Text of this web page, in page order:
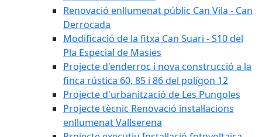
Renovació enllumenat públic Can Vila - Can
Derrocada
Modificació de la fitxa Can Suari - S10 del
Pla Especial de Masies
Projecte d'enderroc i nova construcció a la
finca rústica 60, 85 i 86 del polígon 12
Projecte d'urbanització de Les Pungoles
Projecte tècnic Renovació instal·lacions
enllumenat Vallserena